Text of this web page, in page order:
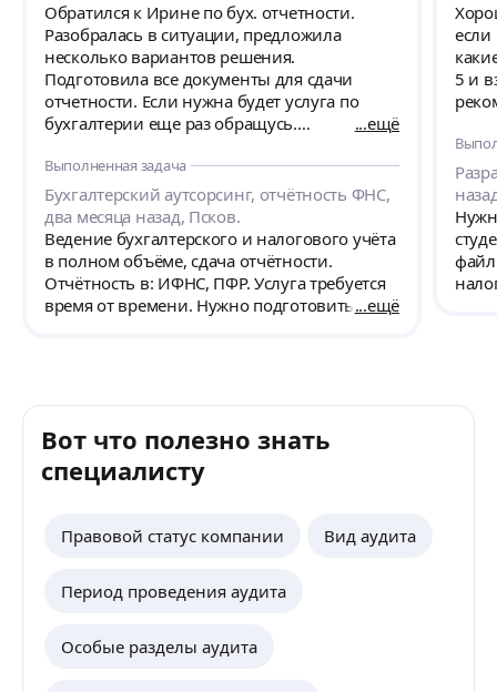
Обратился к Ирине по бух. отчетности.
Разобралась в ситуации, предложила
несколько вариантов решения.
Подготовила все документы для сдачи
отчетности. Если нужна будет услуга по
бухгалтерии еще раз обращусь.
ещё
Выполненная задача
Бухгалтерский аутсорсинг, отчётность ФНС,
два месяца назад, Псков.
Ведение бухгалтерского и налогового учёта
в полном объёме, сдача отчётности.
Отчётность в: ИФНС, ПФР. Услуга требуется
время от времени. Нужно подготовить поещё
5 и
Вот что полезно знать
специалисту
Правовой статус компании Вид аудита
Период проведения аудита
Особые разделы аудита